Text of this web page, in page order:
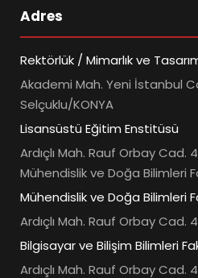
Adres
Rektörlük / Mimarlık ve
Akademi Mah. Yeni İstanbul
Selçuklu/KONYA
Lisansüstü Eğitim Enstitüsü
Ardıçlı Mah. Rauf Orbay Cad.
Mühendislik ve Doğa Bilimleri
Mühendislik ve Doğa Bilimleri
Ardıçlı Mah. Rauf Orbay Cad.
Bilgisayar ve Bilişim Bilimleri
Ardıçlı Mah. Rauf Orbay Cad.